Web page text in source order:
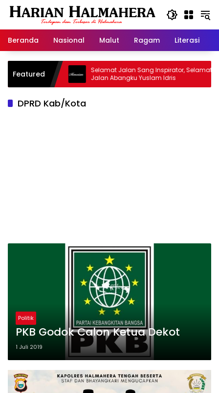
Langsung
Beranda
Nasional Malut Ragam Literasi
Featured
Warisan
Selamat Jalan Sang Inspirator, Selamat
Jalan Abangku Yuslam Idris
DPRD Kab/Kota
Politik
PKB Godok Calon Ketua Dekot
1 Juli 2019